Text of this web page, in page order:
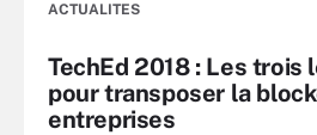
ACTUALITES
TechEd 2018 : Les trois
pour transposer la
entreprises